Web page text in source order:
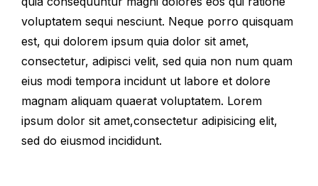
voluptatem sequi nesciunt. Neque porro quisquam
est, qui dolorem ipsum quia dolor sit amet,
consectetur, adipisci velit, sed quia non num quam
eius modi tempora incidunt ut labore et dolore
magnam aliquam quaerat voluptatem. Lorem
ipsum dolor sit amet,consectetur adipisicing elit,
sed do eiusmod incididunt.